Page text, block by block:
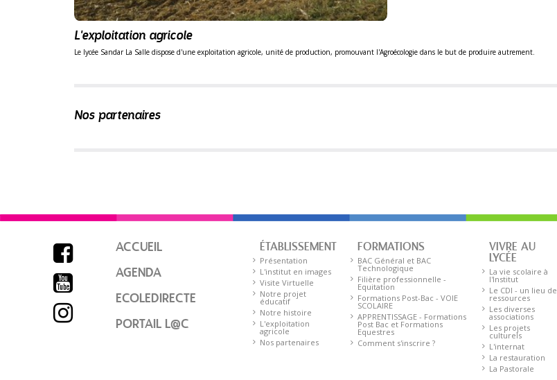
L'exploitation agricole
Le lycée Sandar La Salle dispose d'une exploitation agricole, unité de production, promouvant l'Agroécologie dans le but de produire autrement.
Nos partenaires



ACCUEIL
AGENDA
ECOLEDIRECTE
PORTAIL L@C
ÉTABLISSEMENT
Présentation
L'institut en images
Visite Virtuelle
Notre projet
éducatif
Notre histoire
L'exploitation
agricole
Nos partenaires
FORMATIONS
BAC Général et BAC
Technologique
Filière professionnelle -
Equitation
Formations Post-Bac - VOIE
SCOLAIRE
APPRENTISSAGE - Formations
Post Bac et Formations
Equestres
Comment s'inscrire ?
VIVRE AU
LYCÉE
La vie scolaire à
l'Institut
Le CDI - un lieu de
ressources
Les diverses
associations
Les projets
culturels
L'internat
La restauration
La Pastorale